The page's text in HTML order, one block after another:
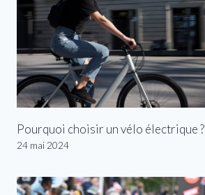
Pourquoi choisir un vélo électrique ?
24 mai 2024